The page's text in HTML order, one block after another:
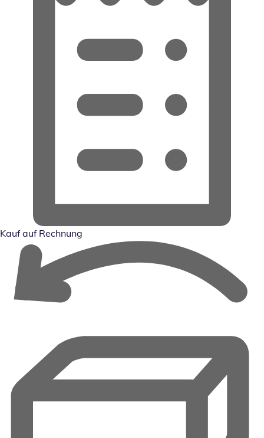
Kauf auf Rechnung